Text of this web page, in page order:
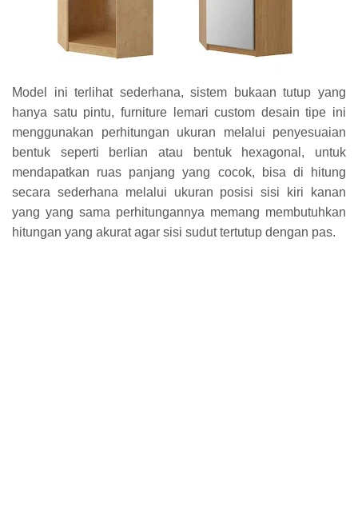
Model ini terlihat sederhana, sistem bukaan tutup yang
hanya satu pintu, furniture lemari custom desain tipe ini
menggunakan perhitungan ukuran melalui penyesuaian
bentuk seperti berlian atau bentuk hexagonal, untuk
mendapatkan ruas panjang yang cocok, bisa di hitung
secara sederhana melalui ukuran posisi sisi kiri kanan
yang yang sama perhitungannya memang membutuhkan
hitungan yang akurat agar sisi sudut tertutup dengan pas.